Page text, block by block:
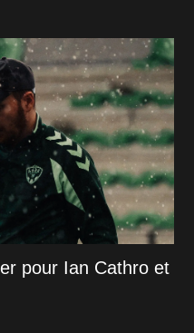
pour Ian Cathro et